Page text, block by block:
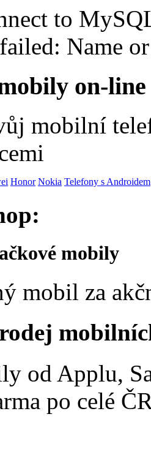
to
Name
on-
mobilní
Honor Nokia Telefony s Androidem
mobily
mobil za
od Applu,
po celé